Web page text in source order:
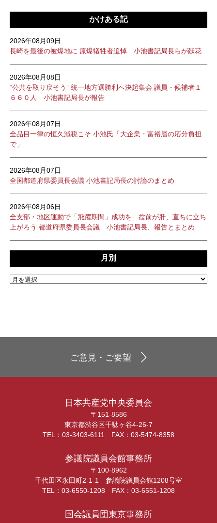
かけある記
2026年08月09日
長崎を最後の被爆地に 原爆犠牲者追悼 小池書記局長らが献花
2026年08月08日
“公共を取り戻そう” 統一地方選勝利へ決起集会 議員・候補者１
６６０人 小池書記局長が報告
2026年08月07日
全品目一律の恒久減税こそ 小池氏「大企業・富裕層の応分負担
で」
2026年08月07日
全国都道府県委員長会議 小池書記局長の討論のまとめ
2026年08月06日
全支部・地区運動で「飛躍期間」成功を 盆前が肝、直ちに立ち
上がろう 都道府県委員長会議 小池書記局長、報告とまとめ
月別
ご意見・ご要望
日本共産党中央委員会
〒151-8586
東京都渋谷区千駄ヶ谷4-26-7
TEL：03-3403-6111 FAX：03-5474-8358
参議院議員会館事務所
〒100-8962
千代田区永田町2-1-1 参議院議員会館1208号室
TEL：03-6550-1208 FAX：03-6551-1208
国会議員団東京事務所